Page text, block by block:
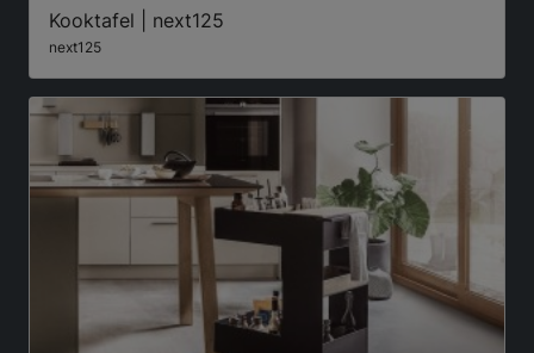
Kooktafel | next125
next125